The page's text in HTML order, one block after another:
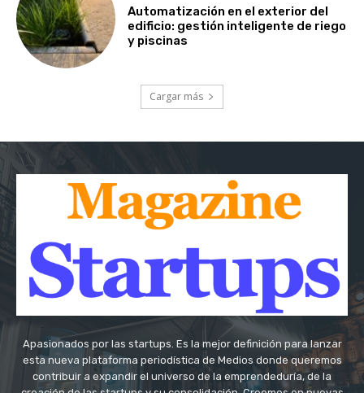
Automatización en el exterior del
edificio: gestión inteligente de riego
y piscinas
Cargar más
Apasionados por las startups. Es la mejor definición para lanzar
esta nueva plataforma periodística de Medios donde queremos
contribuir a expandir el universo de la emprendeduría, de la